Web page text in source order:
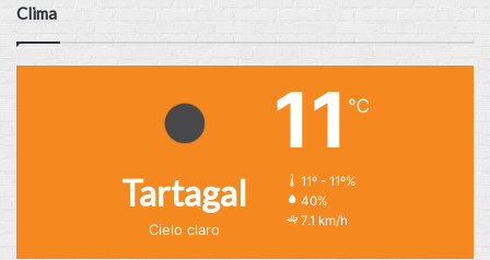
Clima
Tartagal
Cielo claro
11 ℃
11º - 11º%
40%
7.1 km/h